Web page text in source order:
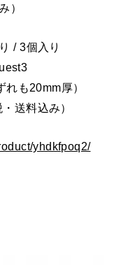
）
/ 3個入り
も20mm厚）
料込み）
yhdkfpoq2/